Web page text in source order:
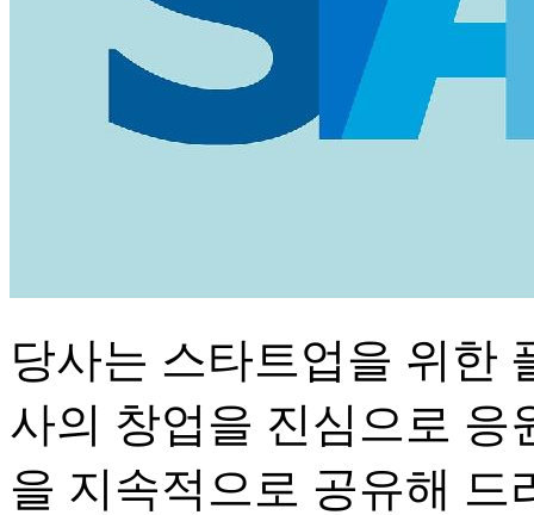
당사는 스타트업을 위한
사의 창업을 진심으로 응
을 지속적으로 공유해